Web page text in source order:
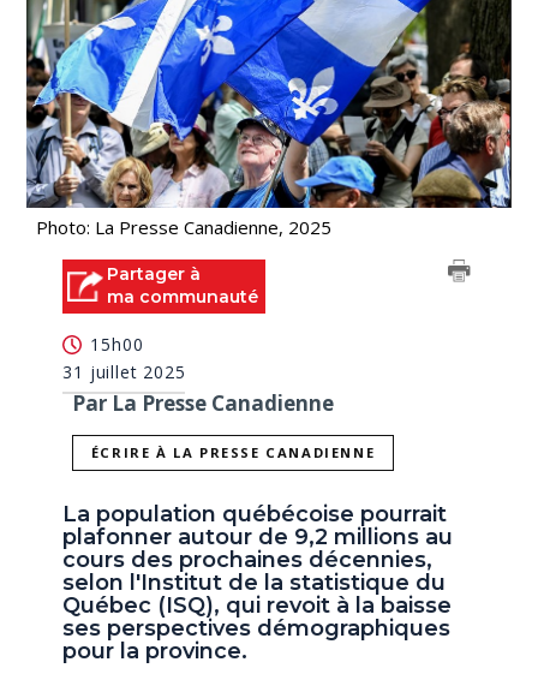
Photo: La Presse Canadienne, 2025
Partager à
ma communauté
15h00
31 juillet 2025
Par La Presse Canadienne
ÉCRIRE À LA PRESSE CANADIENNE
La population québécoise pourrait
plafonner autour de 9,2 millions au
cours des prochaines décennies,
selon l'Institut de la statistique du
Québec (ISQ), qui revoit à la baisse
ses perspectives démographiques
pour la province.